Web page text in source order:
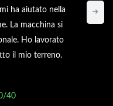
ha aiutato nella
La macchina si
Ho lavorato
il mio terreno.
40